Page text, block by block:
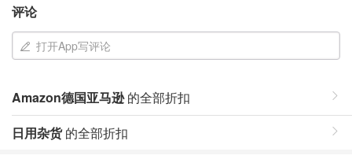
评论
打开App写评论
Amazon德国亚马逊的全部折扣
日用杂货的全部折扣